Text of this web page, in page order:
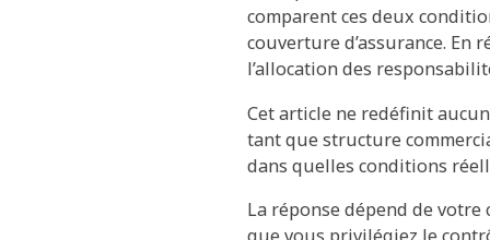
comparent ces deux
couverture d’assurance.
l’allocation des
Cet article ne redéfinit
tant que structure
dans quelles conditions
La réponse dépend de